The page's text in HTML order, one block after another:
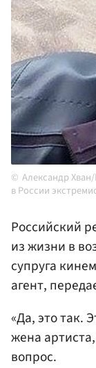
Александр
в России
Российский
из жизни в
супруга
агент,
«Да, это так.
жена
вопрос.